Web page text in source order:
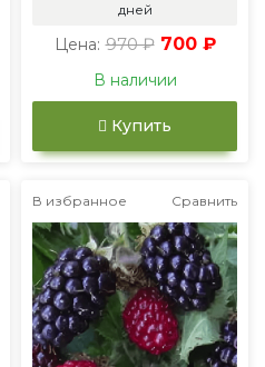
дней
Цена: 970 ₽ 700 ₽
В наличии
Купить
В избранное Сравнить